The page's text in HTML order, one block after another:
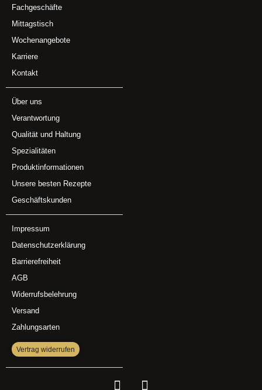
Fachgeschäfte
Mittagstisch
Wochenangebote
Karriere
Kontakt
Über uns
Verantwortung
Qualität und Haltung
Spezialitäten
Produktinformationen
Unsere besten Rezepte
Geschäftskunden
Impressum
Datenschutzerklärung
Barrierefreiheit
AGB
Widerrufsbelehrung
Versand
Zahlungsarten
Vertrag widerrufen